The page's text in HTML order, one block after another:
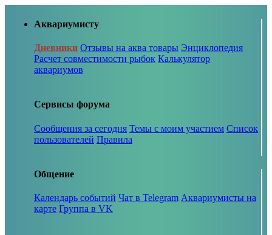
Аквариумисту
Дневники Отзывы на аква товары Энциклопедия
Расчет совместимости рыбок Калькулятор
аквариумов
Сервисы форума
Сообщения за сегодня Темы с моим участием Список
пользователей Правила
Общение
Календарь событий Чат в Telegram Аквариумисты на
карте Группа в VK